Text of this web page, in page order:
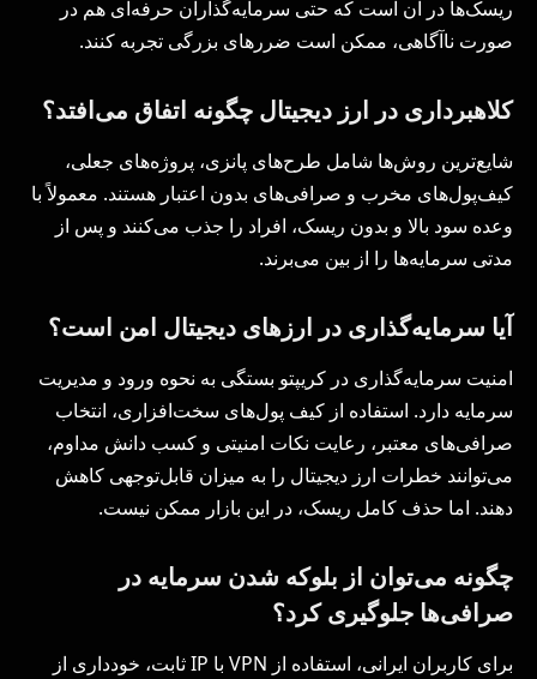
ریسک‌ها در آن است که حتی سرمایه‌گذاران حرفه‌ای هم در
صورت ناآگاهی، ممکن است ضررهای بزرگی تجربه کنند.
کلاهبرداری در ارز دیجیتال چگونه اتفاق می‌افتد؟
شایع‌ترین روش‌ها شامل طرح‌های پانزی، پروژه‌های جعلی،
کیف‌پول‌های مخرب و صرافی‌های بدون اعتبار هستند. معمولاً با
وعده سود بالا و بدون ریسک، افراد را جذب می‌کنند و پس از
مدتی سرمایه‌ها را از بین می‌برند.
آیا سرمایه‌گذاری در ارزهای دیجیتال امن است؟
امنیت سرمایه‌گذاری در کریپتو بستگی به نحوه ورود و مدیریت
سرمایه دارد. استفاده از کیف پول‌های سخت‌افزاری، انتخاب
صرافی‌های معتبر، رعایت نکات امنیتی و کسب دانش مداوم،
می‌توانند خطرات ارز دیجیتال را به میزان قابل‌توجهی کاهش
دهند. اما حذف کامل ریسک، در این بازار ممکن نیست.
چگونه می‌توان از بلوکه شدن سرمایه در
صرافی‌ها جلوگیری کرد؟
برای کاربران ایرانی، استفاده از VPN با IP ثابت، خودداری از